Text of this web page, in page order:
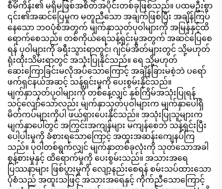
စီမံကိန်း၏ မရှိမဖြစ်အစိတ်အပိုင်းတစ်ခုဖြစ်သည်။ ပထမဦးစွာ
၎င်း၏အဆင်ပြေမှုက မတူညီသော အချက်ဖြစ်ပြီး အချိန်ကြပ်
နေသော ဘဝပုံစံအတွက် မျက်နှာသုတ်ပုဝါများကို အမြန်နှင့်ထိ
ရောက်စေသည်။ တစ်ကိုယ်ရေသန့်ရှင်းမှုအတွက် အဆင်ပြေစေ
ရန် ပုဝါများကို ခရီးသွားရာတွင်၊ ဂျင်မ်အိတ်များတွင် သို့မဟုတ်
ရုံးထိုးသိမ်းရာတွင် အသုံးပြုနိုင်သည်။ ရေ သို့မဟုတ်
ဆေးကြောခြင်းမလိုအပ်သောကြောင့် အချိန်ခြားမစဲ့ဘဲ ပရော်
ဖက်ရှင်နယ်အဆင့် သန့်ရှင်းမှုကို ပေးစွမ်းနိုင်သည်။
မျက်နှာသုတ်ပုဝါများကို တစ်နေ့လျှင် နှစ်ကြိမ်အသုံးပြုရန်
သင့်လျော်သော်လည်း မျက်နှာသုတ်ပုဝါများက မျက်နှာပေါ်ရှိ
မိတ်ကပ်များကိုပါ ဖယ်ရှားပေးနိုင်သည်။ အသုံးပြုသူများက
မျက်နှာပေါ်တွင် အကြွင်းအကျန်များ မကျန်စေဘဲ သန့်ရှင်းပြီး
ပေါ့ပါးမှုကို ခံစားရသောကြောင့် အထူးအဆန်းကျေနပ်ကြ
သည်။ ပုဝါတစ်ရွက်လျှင် မျက်နှာတစ်ခုလုံးကို သုတ်သောအခါ
စွန့်စားမှုနှင့် ထိရောက်မှုကို ပေးစွမ်းသည်။ အသားအရေ
ပြဿနာများ ဖြစ်ပွားမှုကို လျော့နည်းစေရန် စမ်းသပ်ထားသော
ပုံစံသည် အထူးသဖြင့် အသားအရေနှင့် ကိုက်ညီသောကြောင့်